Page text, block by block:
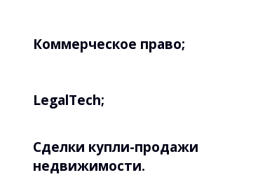
Коммерческое право;
LegalTech;
Сделки купли-продажи
недвижимости.